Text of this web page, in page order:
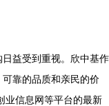
益受到重视。欣中基作
靠的品质和亲民的价
业信息网等平台的最新